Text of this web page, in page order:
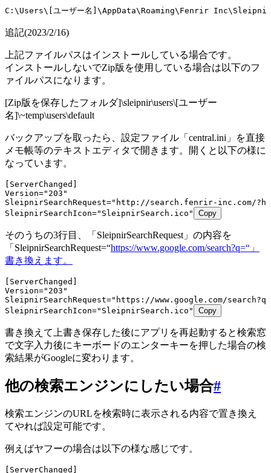
C:\Users\[ユーザー名]\AppData\Roaming\Fenrir
追記(2023/2/16)
上記ファイルパスはインストールしている場合です。
インストールしないでZip版を使用している場合は以下のフ
ァイルパスになります。
[Zip版を保存したフォルダ]\sleipnir\users\[ユーザー
名]\~temp\users\default
バックアップを取ったら、設定ファイル「central.ini」を直接
メモ帳等のテキストエディタで開きます。開くと以下の様に
なっています。
[ServerChanged]
Version="203"
SleipnirSearchRequest="http://search.fenrir-inc.com/
SleipnirSearchIcon="SleipnirSearch.ico"
Copy
そのうちの3行目、「SleipnirSearchRequest」の内容を
「SleipnirSearchRequest=“https://www.google.com/search?q=“」
書き換えます。
[ServerChanged]
Version="203"
SleipnirSearchRequest="https://www.google.com/
SleipnirSearchIcon="SleipnirSearch.ico"
Copy
書き換えて上書き保存した後にアプリを再起動すると検索窓
で文字入力後にキーボードのエンターキーを押した場合の検
索結果がGoogleに変わります。
他の検索エンジンにしたい場合#
検索エンジンのURLを検索時に表示される内容で置き換え
てやれば設定可能です。
例えばヤフーの場合は以下の様な感じです。
[ServerChanged]